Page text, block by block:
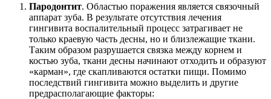
Пародонтит. Областью поражения является связочный
аппарат зуба. В результате отсутствия лечения
гингивита воспалительный процесс затрагивает не
только краевую часть десны, но и близлежащие ткани.
Таким образом разрушается связка между корнем и
костью зуба, ткани десны начинают отходить и образуют
«карман», где скапливаются остатки пищи. Помимо
последствий гингивита можно выделить и другие
предрасполагающие факторы: